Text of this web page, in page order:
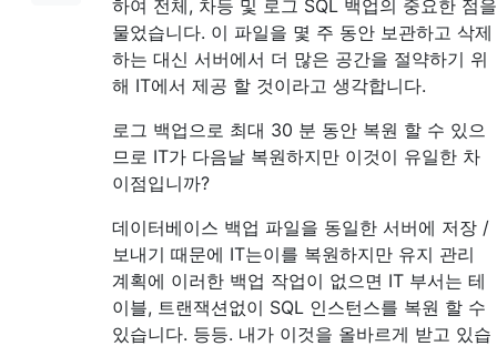
하여 전체, 차등 및 로그 SQL 백업의 중요한 점을
물었습니다. 이 파일을 몇 주 동안 보관하고 삭제
하는 대신 서버에서 더 많은 공간을 절약하기 위
해 IT에서 제공 할 것이라고 생각합니다.
로그 백업으로 최대 30 분 동안 복원 할 수 있으
므로 IT가 다음날 복원하지만 이것이 유일한 차
이점입니까?
데이터베이스 백업 파일을 동일한 서버에 저장 /
보내기 때문에 IT는이를 복원하지만 유지 관리
계획에 이러한 백업 작업이 없으면 IT 부서는 테
이블, 트랜잭션없이 SQL 인스턴스를 복원 할 수
있습니다. 등등. 내가 이것을 올바르게 받고 있습